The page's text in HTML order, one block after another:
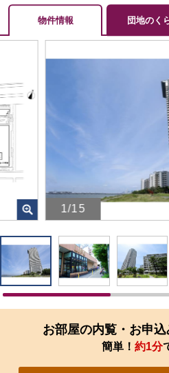
物件情報 団地のく
1/15
画
像
ク
リ
す
拡
お部屋の内覧・お申
簡単！ 約1分